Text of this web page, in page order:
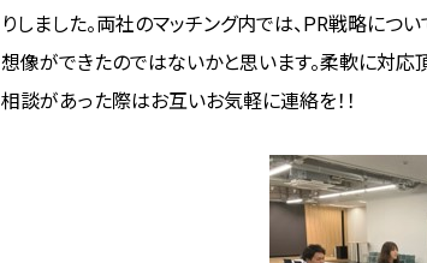
りしました。両社のマッチング内では、PR戦略に
想像ができたのではないかと思います。柔軟に対応
相談があった際はお互いお気軽に連絡を！！